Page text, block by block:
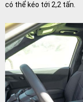
có thể kéo tới 2,2 tấn.